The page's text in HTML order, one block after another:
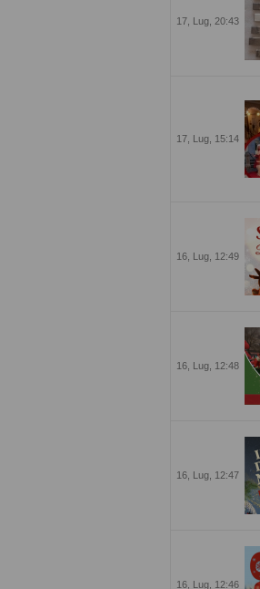
17, Lug, 20:43
17, Lug, 15:14
16, Lug, 12:49
16, Lug, 12:48
16, Lug, 12:47
16, Lug, 12:46